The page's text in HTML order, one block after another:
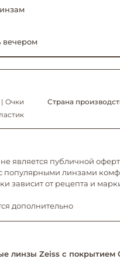
вечером
| Очки Страна
является публичной
популярными линзами
зависит от рецепта и
дополнительно
линзы Zeiss с покрытием